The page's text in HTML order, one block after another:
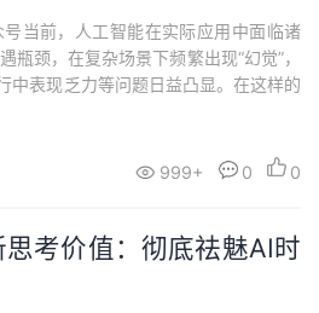
当前，人工智能在实际应用中面临诸
瓶颈，在复杂场景下频繁出现“幻觉”，
中表现乏力等问题日益凸显。在这样的
注入更强的理解力与推理能力，引领
向全面。 然而，如何真正有效地构建
999+ 0 0
考价值：彻底祛魅AI时